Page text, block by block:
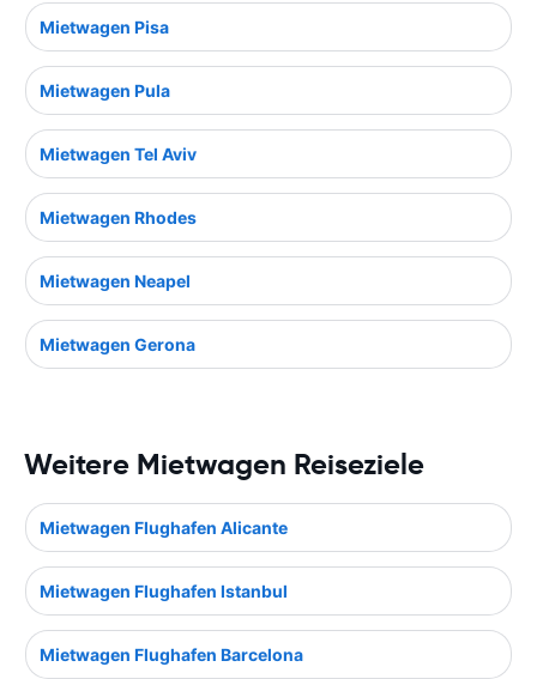
Mietwagen Pisa
Mietwagen Pula
Mietwagen Tel Aviv
Mietwagen Rhodes
Mietwagen Neapel
Mietwagen Gerona
Weitere Mietwagen Reiseziele
Mietwagen Flughafen Alicante
Mietwagen Flughafen Istanbul
Mietwagen Flughafen Barcelona